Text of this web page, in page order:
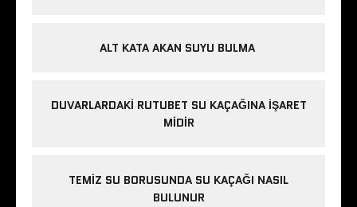
ALT KATA AKAN SUYU BULMA
DUVARLARDAKI RUTUBET SU KAÇAĞINA İŞARET
MIDIR
TEMIZ SU BORUSUNDA SU KAÇAĞI NASIL
BULUNUR